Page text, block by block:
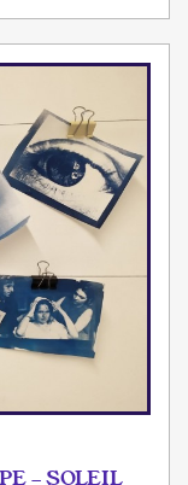
- SOLEIL